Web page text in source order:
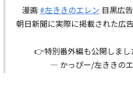
漫画 #左ききのエレン 目黒広
朝日新聞に実際に掲載された広
👉特別番外編も公開しまし
— かっぴー/左ききの